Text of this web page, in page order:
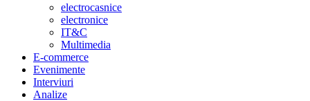
electrocasnice
electronice
IT&C
Multimedia
E-commerce
Evenimente
Interviuri
Analize